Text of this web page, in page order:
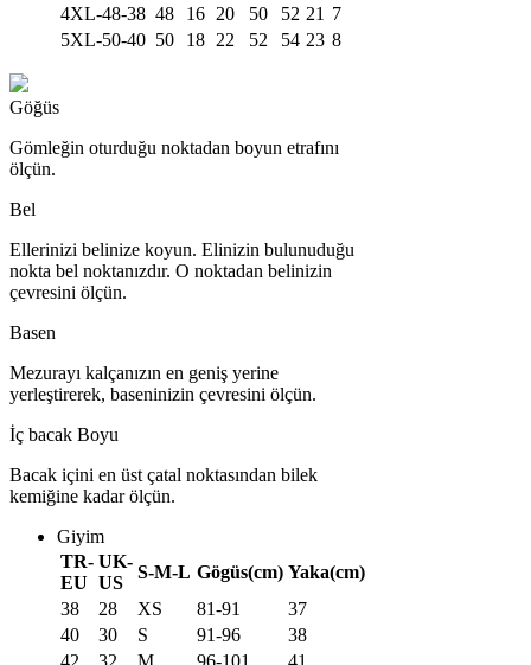
4XL-48-38 48 16 20 50 52 21 7
5XL-50-40 50 18 22 52 54 23 8
Göğüs
Gömleğin oturduğu noktadan boyun etrafını
ölçün.
Bel
Ellerinizi belinize koyun. Elinizin bulunuduğu
nokta bel noktanızdır. O noktadan belinizin
çevresini ölçün.
Basen
Mezurayı kalçanızın en geniş yerine
yerleştirerek, baseninizin çevresini ölçün.
İç bacak Boyu
Bacak içini en üst çatal noktasından bilek
kemiğine kadar ölçün.
Giyim
TR-
EU
UK-
US
S-M-L Gögüs(cm) Yaka(cm)
38
28 XS 81-91
37
40
30 S 91-96
38